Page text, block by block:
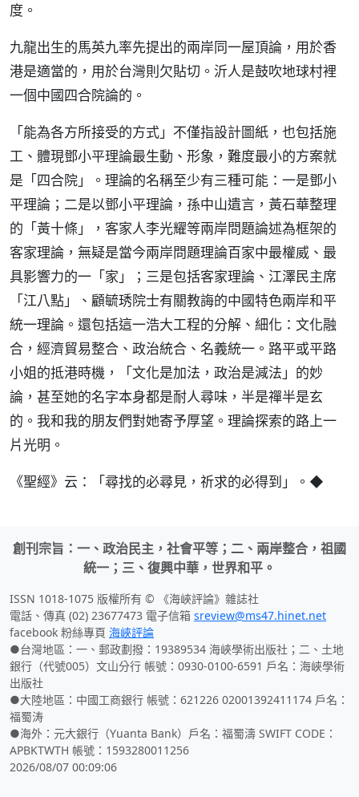
度。
九龍出生的馬英九率先提出的兩岸同一屋頂論，用於香
港是適當的，用於台灣則欠貼切。沂人是鼓吹地球村裡
一個中國四合院論的。
「能為各方所接受的方式」不僅指設計圖紙，也包括施
工、體現鄧小平理論最生動、形象，難度最小的方案就
是「四合院」。理論的名稱至少有三種可能：一是鄧小
平理論；二是以鄧小平理論，孫中山遺言，黃石華整理
的「黃十條」，客家人李光耀等兩岸問題論述為框架的
客家理論，無疑是當今兩岸問題理論百家中最權威、最
具影響力的一「家」；三是包括客家理論、江澤民主席
「江八點」、顧毓琇院士有關教誨的中國特色兩岸和平
統一理論。還包括這一浩大工程的分解、細化：文化融
合，經濟貿易整合、政治統合、名義統一。路平或平路
小姐的抵港時機，「文化是加法，政治是減法」的妙
論，甚至她的名字本身都是耐人尋味，半是禪半是玄
的。我和我的朋友們對她寄予厚望。理論探索的路上一
片光明。
《聖經》云：「尋找的必尋見，祈求的必得到」。◆
創刊宗旨：一、政治民主，社會平等；二、兩岸整合，祖國
統一；三、復興中華，世界和平。
ISSN 1018-1075 版權所有 © 《海峽評論》雜誌社
電話、傳真 (02) 23677473 電子信箱 sreview@ms47.hinet.net
facebook 粉絲專頁 海峽評論
●台灣地區：一、郵政劃撥：19389534 海峽學術出版社；二、土地
銀行（代號005）文山分行 帳號：0930-0100-6591 戶名：海峽學術
出版社
●大陸地區：中國工商銀行 帳號：621226 02001392411174 戶名：
福蜀涛
●海外：元大銀行（Yuanta Bank）戶名：福蜀濤 SWIFT CODE：
APBKTWTH 帳號：1593280011256
2026/08/07 00:09:06